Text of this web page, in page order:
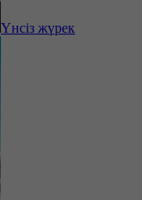
Үнсіз жүрек